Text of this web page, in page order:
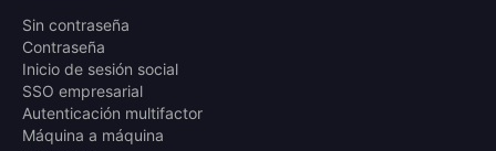
Sin contraseña
Contraseña
Inicio de sesión social
SSO empresarial
Autenticación multifactor
Máquina a máquina